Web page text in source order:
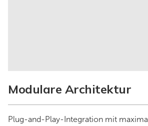
Modulare Architektur
Plug-and-Play-Integration mit